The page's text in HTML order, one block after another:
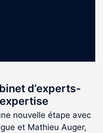
d’experts-
nouvelle étape avec
et Mathieu Auger,